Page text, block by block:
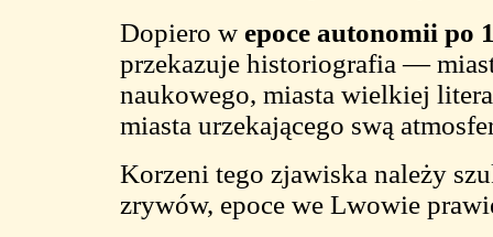
Dopiero w epoce autonomii po
przekazuje historiografia —
naukowego, miasta wielkiej
miasta urzekającego swą
Korzeni tego zjawiska należy
zrywów, epoce we Lwowie